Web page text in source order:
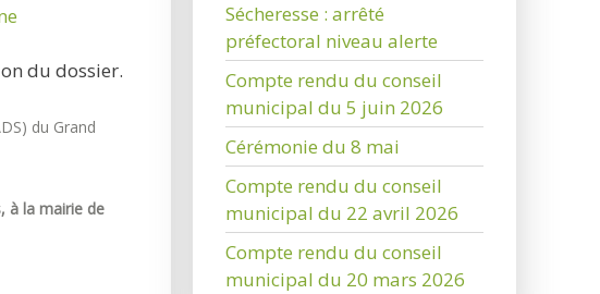
du dossier.
du Grand
à la mairie de
Sécheresse : arrêté
préfectoral niveau alerte
Compte rendu du conseil
municipal du 5 juin 2026
Cérémonie du 8 mai
Compte rendu du conseil
municipal du 22 avril 2026
Compte rendu du conseil
municipal du 20 mars 2026